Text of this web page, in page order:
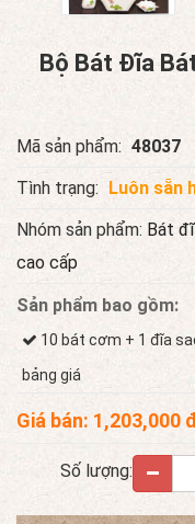
Bộ Bát Đĩa
Mã sản phẩm: 48037
Tình trạng: Luôn sẵn
Nhóm sản phẩm: Bát
cao cấp
Sản phẩm bao gồm:
10 bát cơm + 1 đĩa
bảng giá
Giá bán: 1,203,000
Số lượng: